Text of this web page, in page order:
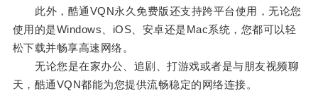
此外，酷通VQN永久免费版还支持跨平台使用，无论您
使用的是Windows、iOS、安卓还是Mac系统，您都可以轻
松下载并畅享高速网络。
无论您是在家办公、追剧、打游戏或者是与朋友视频聊
天，酷通VQN都能为您提供流畅稳定的网络连接。